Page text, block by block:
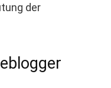
der